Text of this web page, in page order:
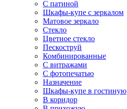
С патиной
Шкафы-купе с зеркалом
Матовое зеркало
Стекло
Цветное стекло
Пескоструй
Комбинированные
С витражами
С фотопечатью
Назначение
Шкафы-купе в гостиную
В коридор